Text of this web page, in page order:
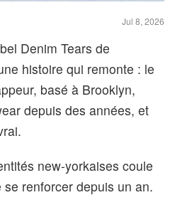
Jul 8, 2026
Denim Tears de
histoire qui remonte : le
basé à Brooklyn,
depuis des années, et
new-yorkaises coule
renforcer depuis un an.